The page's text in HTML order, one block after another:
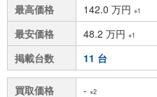
最高価格 142.0 万円 ※1
最安価格 48.2 万円 ※1
掲載台数 11 台
買取価格 - ※2